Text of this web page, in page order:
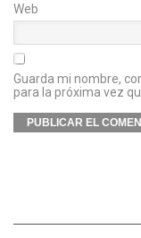
Web
Guarda mi nombre,
para la próxima vez